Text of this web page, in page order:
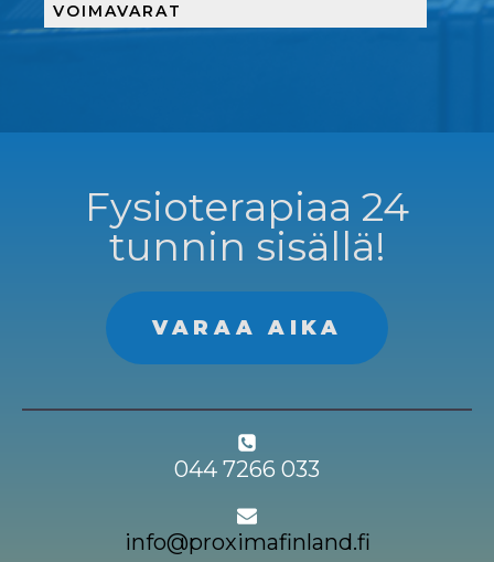
VOIMAVARAT
Fysioterapiaa 24
tunnin sisällä!
VARAA AIKA
044 7266 033
info@proximafinland.fi